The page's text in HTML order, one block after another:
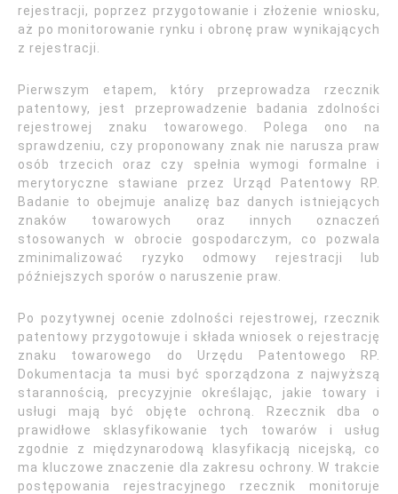
rejestracji, poprzez przygotowanie i złożenie wniosku,
aż po monitorowanie rynku i obronę praw wynikających
z rejestracji.
Pierwszym etapem, który przeprowadza rzecznik
patentowy, jest przeprowadzenie badania zdolności
rejestrowej znaku towarowego. Polega ono na
sprawdzeniu, czy proponowany znak nie narusza praw
osób trzecich oraz czy spełnia wymogi formalne i
merytoryczne stawiane przez Urząd Patentowy RP.
Badanie to obejmuje analizę baz danych istniejących
znaków towarowych oraz innych oznaczeń
stosowanych w obrocie gospodarczym, co pozwala
zminimalizować ryzyko odmowy rejestracji lub
późniejszych sporów o naruszenie praw.
Po pozytywnej ocenie zdolności rejestrowej, rzecznik
patentowy przygotowuje i składa wniosek o rejestrację
znaku towarowego do Urzędu Patentowego RP.
Dokumentacja ta musi być sporządzona z najwyższą
starannością, precyzyjnie określając, jakie towary i
usługi mają być objęte ochroną. Rzecznik dba o
prawidłowe sklasyfikowanie tych towarów i usług
zgodnie z międzynarodową klasyfikacją nicejską, co
ma kluczowe znaczenie dla zakresu ochrony. W trakcie
postępowania rejestracyjnego rzecznik monitoruje